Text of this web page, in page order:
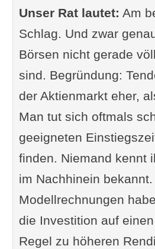
Unser Rat lautet: Am
Schlag. Und zwar
Börsen nicht gerade
sind. Begründung:
der Aktienmarkt eher,
Man tut sich oftmals
geeigneten
finden. Niemand kennt
im Nachhinein bekannt.
Modellrechnungen
die Investition auf
Regel zu höheren